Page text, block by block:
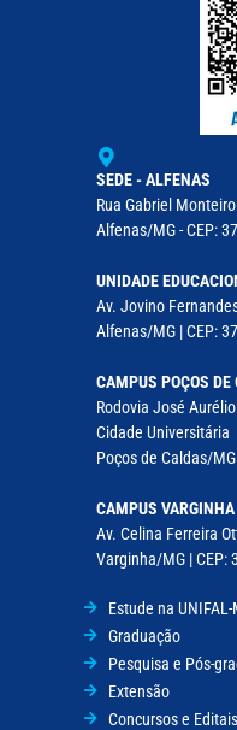
SEDE - ALFENAS
Rua Gabriel
Alfenas/MG - CEP:
UNIDADE
Av. Jovino
Alfenas/MG | CEP:
CAMPUS POÇOS DE
Rodovia José
Cidade Universitária
Poços de Caldas/
CAMPUS VARGINHA
Av. Celina Ferreira
Varginha/MG | CEP:
Estude na UNIFAL-
Graduação
Pesquisa e Pós-
Extensão
Concursos e Editais